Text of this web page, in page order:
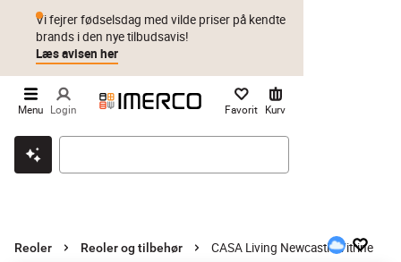
Klik & hent Byt i 1 år Prismatch
Vi fejrer fødselsdag med vilde priser på kendte
brands i den nye tilbudsavis!
Læs avisen her
Menu Login Favorit Kurv
Reoler Reoler og tilbehør CASA Living Newcastle Vitrine